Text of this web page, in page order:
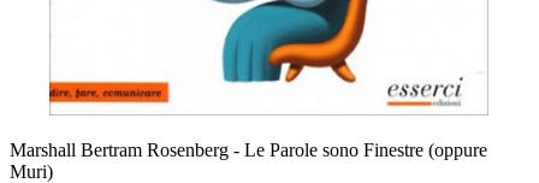
Marshall Bertram Rosenberg - Le Parole sono Finestre (oppure
Muri)